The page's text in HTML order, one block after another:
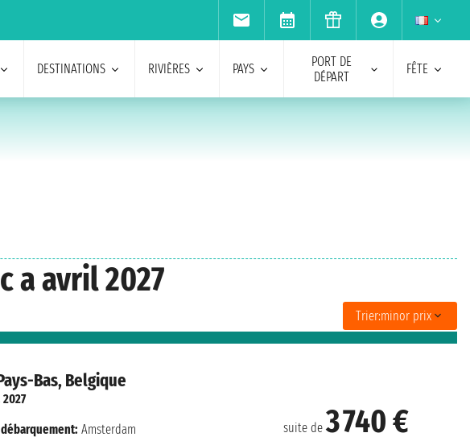
DESTINATIONS RIVIÈRES PAYS
PORT DE
DÉPART
FÊTE
a avril 2027
Trier:minor prix
Bas, Belgique
suite de3 740 €
2027
débarquement: Amsterdam